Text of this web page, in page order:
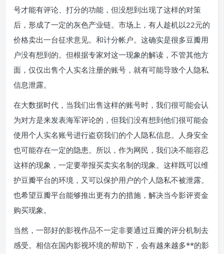
号才能有评论、打分的功能，但没想到出现了这样的对策
后，形成了一定的灰色产业链。市场上，有人趁机以22元的
价格卖出一台征求意见。和计分帐户。这确实是很多豆瓣用
户没有想到的。但根据专家对这一现象的解读，不管其他方
面，仅仅出售个人实名注册的账号，就有可能导致个人隐私
信息泄露。
在大数据时代，当我们出售这样的账号时，我们很可能会认
为对方是来发表海军评论的，但我们没有想到他们很可能会
使用个人实名账号进行盗窃我们的个人隐私信息。人身安全
也可能存在一定的隐患。所以，作为网民，我们决不能容忍
这样的现象，一定要举报买卖实名制的现象。这样既可以维
护豆瓣平台的环境，又可以保护用户的个人隐私不被泄露。
也希望豆瓣平台能够推出更有力的措施，解决当今影评资金
购买现象。
当然，一部好的影视作品不一定非要通过豆瓣的评分机制去
感受。相信在国内影视环境的帮助下，会有越来越多**的影